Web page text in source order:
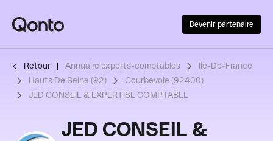
Devenir partenaire
Retour Annuaire experts-comptables
Ile-De-France
Hauts De Seine (92)
Courbevoie (92400)
JED CONSEIL & EXPERTISE COMPTABLE
JED CONSEIL &